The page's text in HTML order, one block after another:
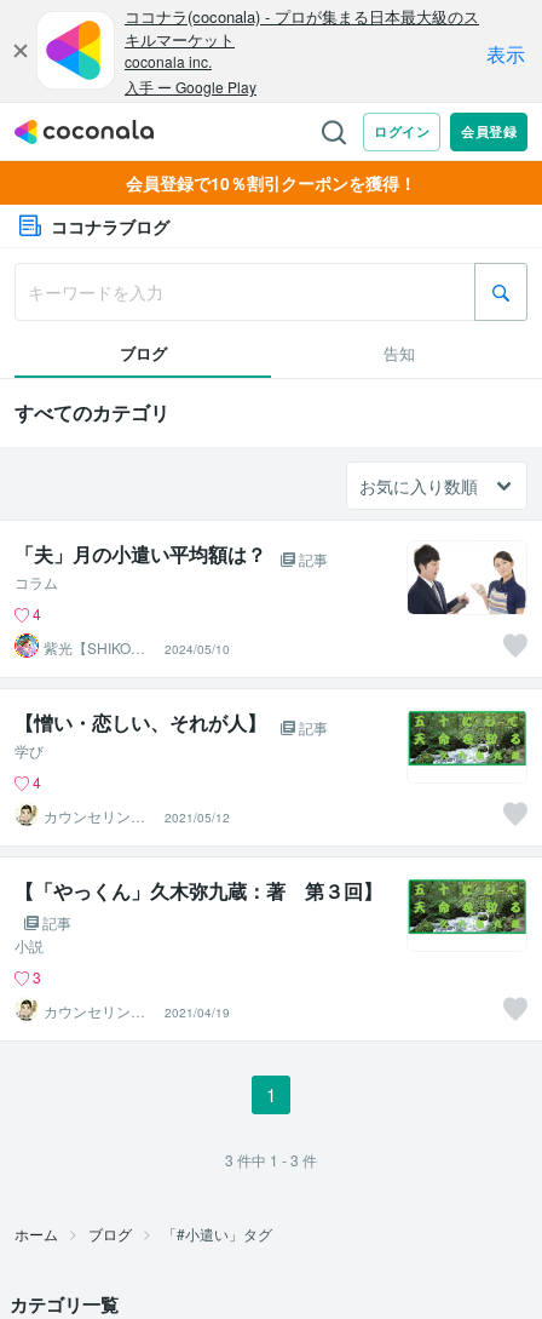
会員登録で10％割引クーポンを獲得！
ココナラブログ
ブログ 告知
すべてのカテゴリ
「夫」月の小遣い平均額は？
記事
コラム
4
紫光【SHIKO】
遠隔透視鑑定士
2024/05/10
【憎い・恋しい、それが人】
記事
学び
4
カウンセリング
ルーム【弥九蔵
の部屋】
2021/05/12
【「やっくん」久木弥九蔵：著 第３回】
記事
小説
3
カウンセリング
ルーム【弥九蔵
の部屋】
2021/04/19
1
3 件中 1 - 3 件
ホーム ブログ 「#小遣い」タグ
カテゴリ一覧